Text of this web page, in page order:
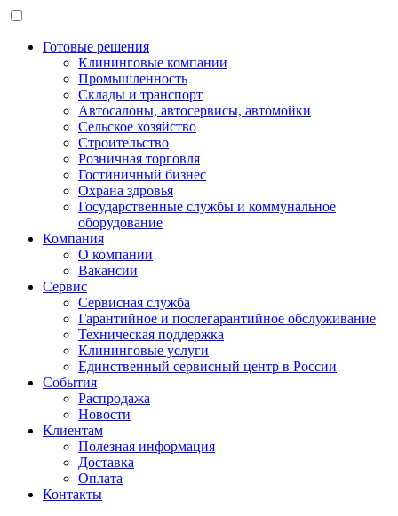
Готовые решения
Клининговые компании
Промышленность
Склады и транспорт
Автосалоны, автосервисы, автомойки
Сельское хозяйство
Строительство
Розничная торговля
Гостиничный бизнес
Охрана здровья
Государственные службы и коммунальное
оборудование
Компания
О компании
Вакансии
Сервис
Сервисная служба
Гарантийное и послегарантийное обслуживание
Техническая поддержка
Клининговые услуги
Единственный сервисный центр в России
События
Распродажа
Новости
Клиентам
Полезная информация
Доставка
Оплата
Контакты